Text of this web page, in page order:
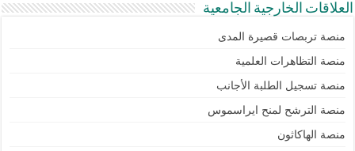
العلاقات الخارجية الجامعية
منصة تربصات قصيرة المدى
منصة التظاهرات العلمية
منصة تسجيل الطلبة الأجانب
منصة الترشح لمنح ايراسموس
منصة الهاكاثون